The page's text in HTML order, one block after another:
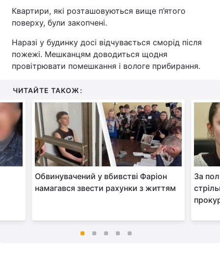
Квартири, які розташовуються вище п’ятого
поверху, були закопчені.
Наразі у будинку досі відчувається сморід після
пожежі. Мешканцям доводиться щодня
провітрювати помешкання і вологе прибирання.
ЧИТАЙТЕ ТАКОЖ:
Обвинувачений у вбивстві Фаріон
намагався звести рахунки з життям
За